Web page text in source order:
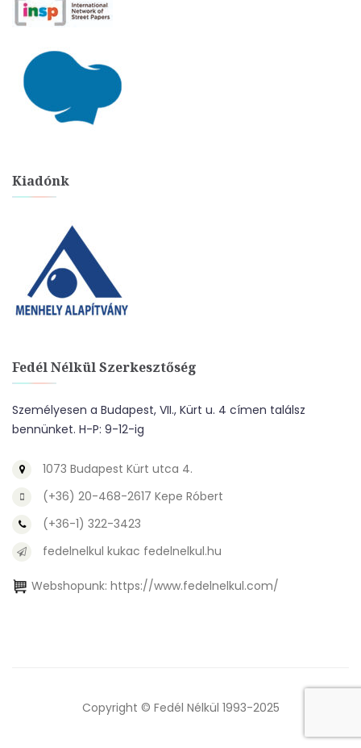
Kiadónk
Fedél Nélkül Szerkesztőség
Személyesen a Budapest, VII., Kürt u. 4 címen találsz
bennünket. H-P: 9-12-ig
1073 Budapest Kürt utca 4.
(+36) 20-468-2617 Kepe Róbert
(+36-1) 322-3423
fedelnelkul kukac fedelnelkul.hu
Webshopunk: https://www.fedelnelkul.com/
Copyright © Fedél Nélkül 1993-2025